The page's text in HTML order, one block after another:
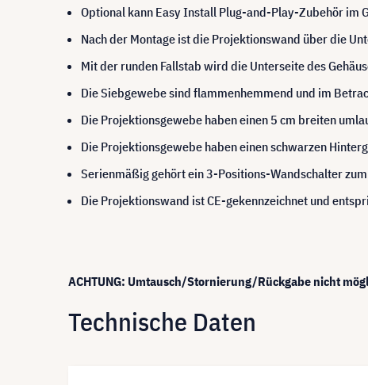
Optional kann Easy Install Plug-and-Play-Zubehör im
Nach der Montage ist die Projektionswand über die
Mit der runden Fallstab wird die Unterseite des
Die Siebgewebe sind flammenhemmend und im
Die Projektionsgewebe haben einen 5 cm breiten
Die Projektionsgewebe haben einen schwarzen
Serienmäßig gehört ein 3-Positions-Wandschalter
Die Projektionswand ist CE-gekennzeichnet und
ACHTUNG: Umtausch/Stornierung/Rückgabe nicht
Technische Daten